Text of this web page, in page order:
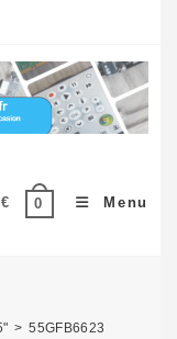
€ 0 Menu
> 55GFB6623